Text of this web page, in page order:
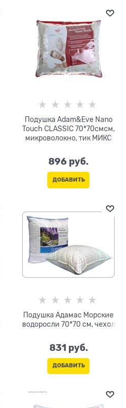
Подушка Adam&Eve Nano
Touch CLASSIC 70*70смсм,
микроволокно, тик МИКС
896 руб.
ДОБАВИТЬ
Подушка Адамас Морские
водоросли 70*70 см, чехол
831 руб.
ДОБАВИТЬ